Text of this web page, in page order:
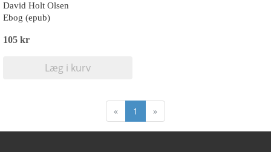
David Holt Olsen
Ebog (epub)
105 kr
Læg i kurv
« 1 »